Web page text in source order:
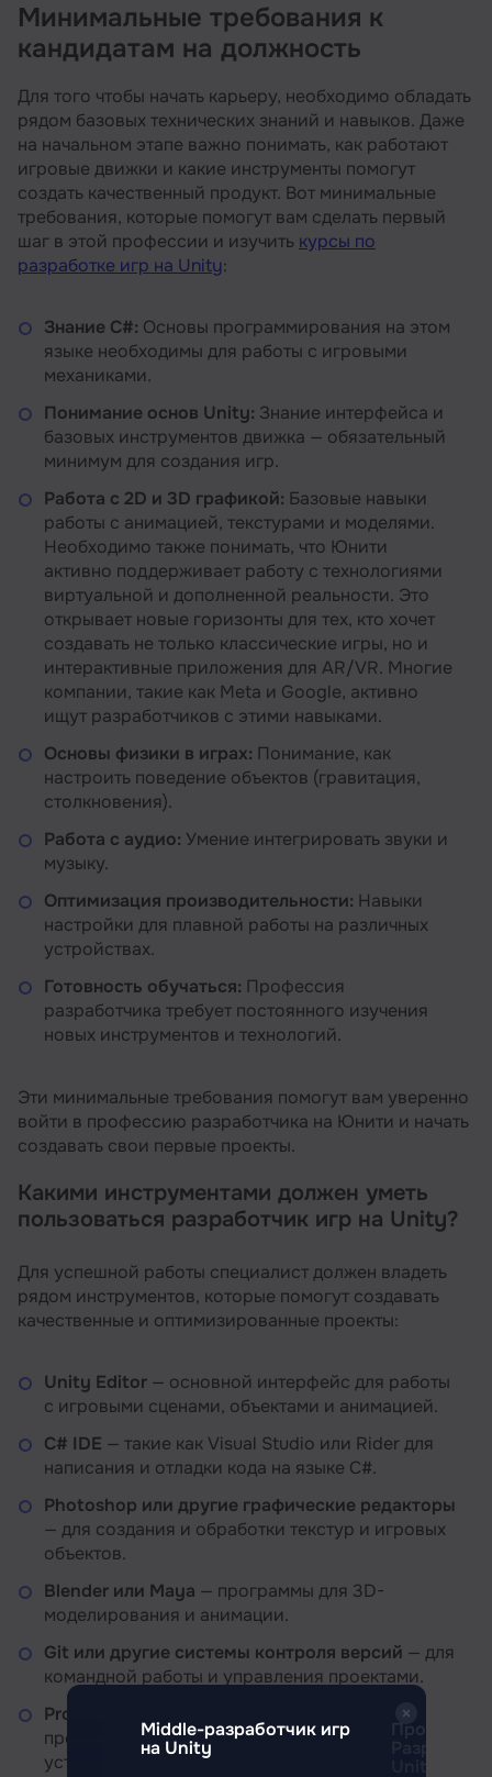
Минимальные требования к
кандидатам на должность
Для того чтобы начать карьеру, необходимо обладать
рядом базовых технических знаний и навыков. Даже
на начальном этапе важно понимать, как работают
игровые движки и какие инструменты помогут
создать качественный продукт. Вот минимальные
требования, которые помогут вам сделать первый
шаг в этой профессии и изучить курсы по
разработке игр на Unity:
Знание C#: Основы программирования на этом
языке необходимы для работы с игровыми
механиками.
Понимание основ Unity: Знание интерфейса и
базовых инструментов движка — обязательный
минимум для создания игр.
Работа с 2D и 3D графикой: Базовые навыки
работы с анимацией, текстурами и моделями.
Необходимо также понимать, что Юнити
активно поддерживает работу с технологиями
виртуальной и дополненной реальности. Это
открывает новые горизонты для тех, кто хочет
создавать не только классические игры, но и
интерактивные приложения для AR/VR. Многие
компании, такие как Meta и Google, активно
ищут разработчиков с этими навыками.
Основы физики в играх: Понимание, как
настроить поведение объектов (гравитация,
столкновения).
Работа с аудио: Умение интегрировать звуки и
музыку.
Оптимизация производительности: Навыки
настройки для плавной работы на различных
устройствах.
Готовность обучаться: Профессия
разработчика требует постоянного изучения
новых инструментов и технологий.
Эти минимальные требования помогут вам уверенно
войти в профессию разработчика на Юнити и начать
создавать свои первые проекты.
Какими инструментами должен уметь
пользоваться разработчик игр на Unity?
Для успешной работы специалист должен владеть
рядом инструментов, которые помогут создавать
качественные и оптимизированные проекты:
Unity Editor — основной интерфейс для работы
с игровыми сценами, объектами и анимацией.
C# IDE — такие как Visual Studio или Rider для
написания и отладки кода на языке C#.
Photoshop или другие графические редакторы
— для создания и обработки текстур и игровых
объектов.
Blender или Maya — программы для 3D-
моделирования и анимации.
Git или другие системы контроля версий — для
командной работы и управления проектами.
Profiler в Unity
производительности игры на разных
устройствах.
на
Middle-разработчик игр
на Unity
Профессия